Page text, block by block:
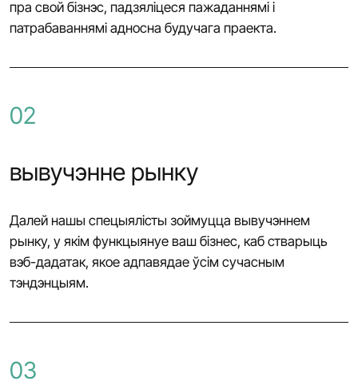
пра свой бізнэс, падзяліцеся пажаданнямі і
патрабаваннямі адносна будучага праекта.
02
вывучэнне рынку
Далей нашы спецыялісты зоймуцца вывучэннем
рынку, у якім функцыянуе ваш бізнес, каб стварыць
вэб-дадатак, якое адпавядае ўсім сучасным
тэндэнцыям.
03